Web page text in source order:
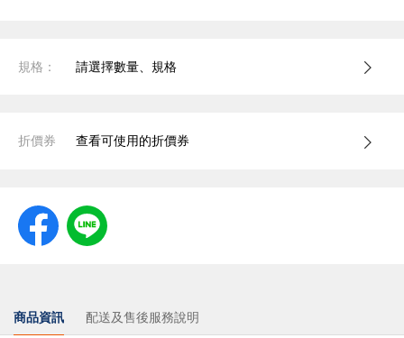
規格： 請選擇數量、規格
折價券 查看可使用的折價券
商品資訊 配送及售後服務說明